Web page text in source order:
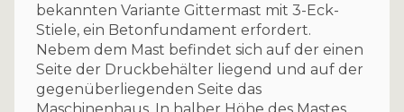
bekannten Variante Gittermast mit 3-Eck-
Stiele, ein Betonfundament erfordert.
Nebem dem Mast befindet sich auf der einen
Seite der Druckbehälter liegend und auf der
gegenüberliegenden Seite das